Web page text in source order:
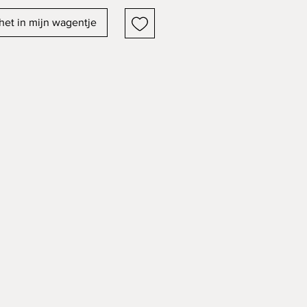
in mijn wagentje